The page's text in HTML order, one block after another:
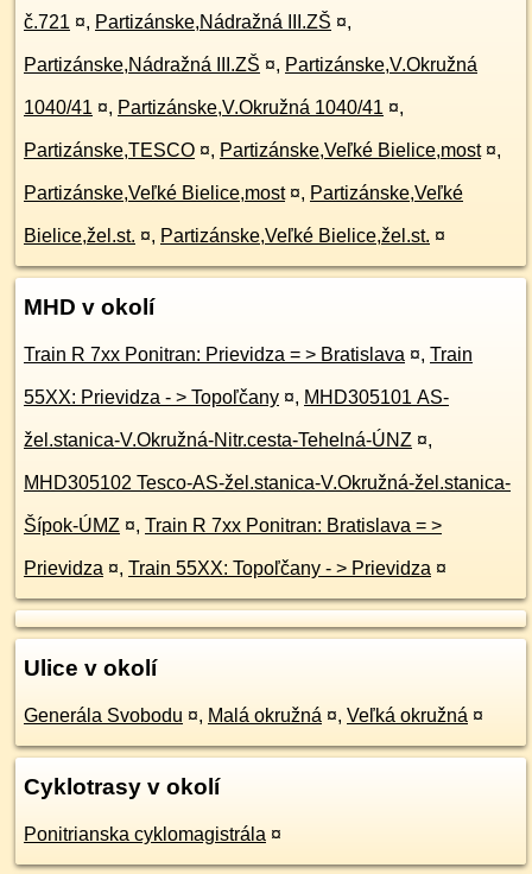
č.721 ¤, Partizánske,Nádražná III.ZŠ ¤,
Partizánske,Nádražná III.ZŠ ¤, Partizánske,V.Okružná
1040/41 ¤, Partizánske,V.Okružná 1040/41 ¤,
Partizánske,TESCO ¤, Partizánske,Veľké Bielice,most ¤,
Partizánske,Veľké Bielice,most ¤, Partizánske,Veľké
Bielice,žel.st. ¤, Partizánske,Veľké Bielice,žel.st. ¤
MHD v okolí
Train R 7xx Ponitran: Prievidza = > Bratislava ¤, Train
55XX: Prievidza - > Topoľčany ¤, MHD305101 AS-
žel.stanica-V.Okružná-Nitr.cesta-Tehelná-ÚNZ ¤,
MHD305102 Tesco-AS-žel.stanica-V.Okružná-žel.stanica-
Šípok-ÚMZ ¤, Train R 7xx Ponitran: Bratislava = >
Prievidza ¤, Train 55XX: Topoľčany - > Prievidza ¤
Ulice v okolí
Generála Svobodu ¤, Malá okružná ¤, Veľká okružná ¤
Cyklotrasy v okolí
Ponitrianska cyklomagistrála ¤